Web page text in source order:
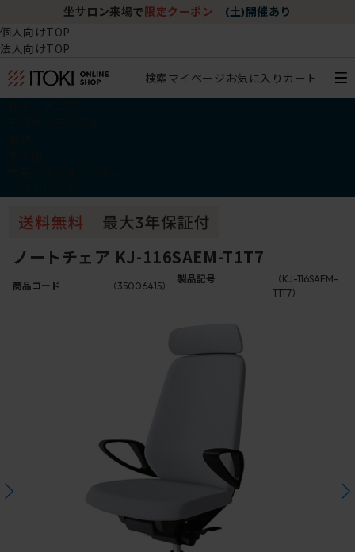
坐サロン来場で 限定クーポン (土)開催あり
個人向けTOP
法人向けTOP
検索マイページ お気に入り カート
ノートチェア KJ-116SAEM-T1T7
商品コード （35006415）
製品記号
（KJ-116SAEM-
T1T7）